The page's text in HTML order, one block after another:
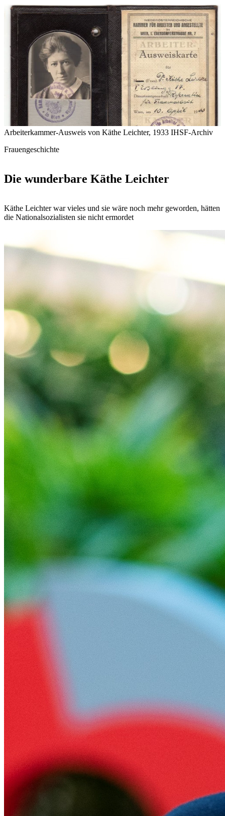
Arbeiterkammer-Ausweis von Käthe Leichter, 1933 IHSF-Archiv
Frauengeschichte
Die wunderbare Käthe Leichter
Käthe Leichter war vieles und sie wäre noch mehr geworden, hätten
die Nationalsozialisten sie nicht ermordet